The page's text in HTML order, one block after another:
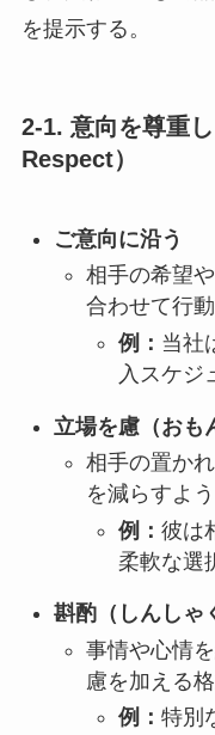
を提示する。
2-1. 意向を尊重
Respect）
ご意向に沿う
相手の希望
合わせて行
例： 当社
入スケジ
立場を慮（おも
相手の置か
を減らすよ
例： 彼は
柔軟な選
斟酌（しんしゃ
事情や心情
慮を加える
例： 特別